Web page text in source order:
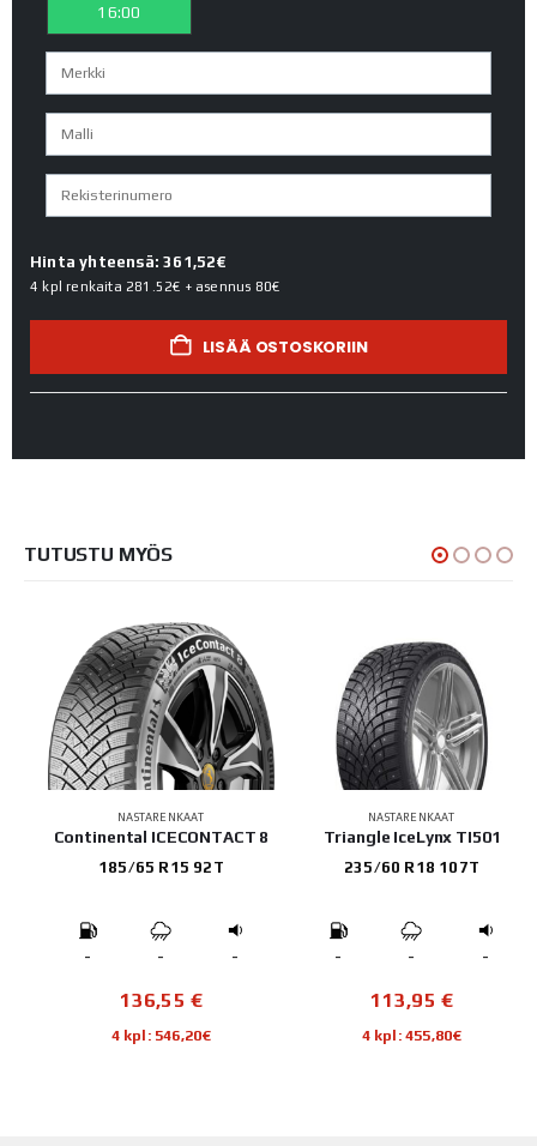
16:00
Hinta yhteensä: 361,52€
4 kpl renkaita 281.52€ + asennus 80€
LISÄÄ OSTOSKORIIN
TUTUSTU MYÖS
NASTARENKAAT
Continental ICECONTACT 8
185/65 R15 92T
- - -
136,55€
4 kpl: 546,20€
NASTARENKAAT
Triangle IceLynx TI501
235/60 R18 107T
- - -
113,95€
4 kpl: 455,80€